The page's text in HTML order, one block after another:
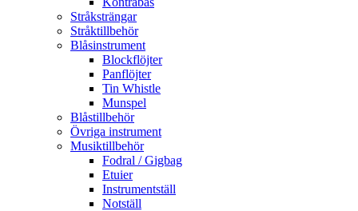
Stråksträngar
Stråktillbehör
Blåsinstrument
Blockflöjter
Panflöjter
Tin Whistle
Munspel
Blåstillbehör
Övriga instrument
Musiktillbehör
Fodral / Gigbag
Etuier
Instrumentställ
Notställ